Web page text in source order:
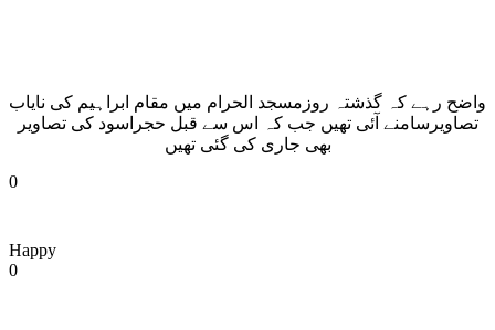
واضح رہے کہ گذشتہ روزمسجد الحرام میں مقام ابراہیم کی نایاب
تصاویرسامنے آئی تھیں جب کہ اس سے قبل حجراسود کی تصاویر
بھی جاری کی گئی تھیں
0
Happy
0